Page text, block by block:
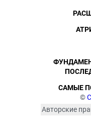
©
Авторские
САМЫЕ